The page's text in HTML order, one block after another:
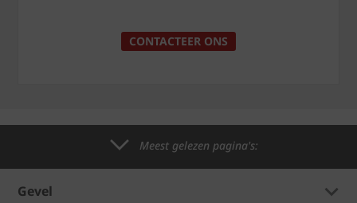
CONTACTEER ONS
Meest gelezen pagina's:
Gevel